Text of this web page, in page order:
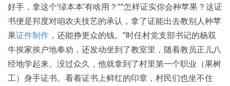
好手，拿这个‘绿本本’有啥用？”“怎样证实你会种苹果？这证
书便是邦度对咱农夫技艺的承认，拿了证能出去教别人种苹
果证件制作 ，还能挣更众的钱。”时任村党支部书记的杨双
牛挨家挨户地奉劝，还发动坐到了教室里，随着教员正儿八
经地学起来。没过众久，他就拿到了村里第一个职业（果树
工）身手证书。看着证书上鲜红的印章，村民们也坐不住